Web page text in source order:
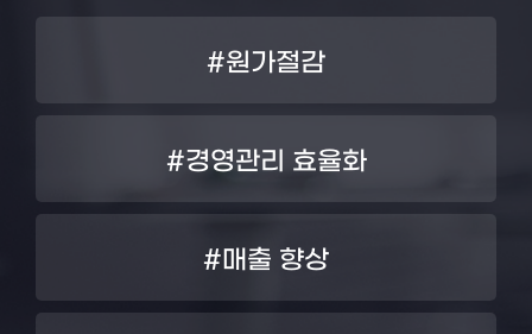
#원가절감
#경영관리 효율화
#매출 향상